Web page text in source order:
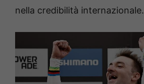
nella credibilità internazionale.